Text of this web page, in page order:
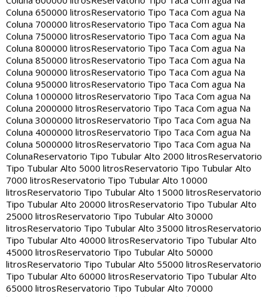
Coluna 650000 litrosReservatorio Tipo Taca Com agua Na
Coluna 700000 litrosReservatorio Tipo Taca Com agua Na
Coluna 750000 litrosReservatorio Tipo Taca Com agua Na
Coluna 800000 litrosReservatorio Tipo Taca Com agua Na
Coluna 850000 litrosReservatorio Tipo Taca Com agua Na
Coluna 900000 litrosReservatorio Tipo Taca Com agua Na
Coluna 950000 litrosReservatorio Tipo Taca Com agua Na
Coluna 1000000 litrosReservatorio Tipo Taca Com agua Na
Coluna 2000000 litrosReservatorio Tipo Taca Com agua Na
Coluna 3000000 litrosReservatorio Tipo Taca Com agua Na
Coluna 4000000 litrosReservatorio Tipo Taca Com agua Na
Coluna 5000000 litrosReservatorio Tipo Taca Com agua Na
ColunaReservatorio Tipo Tubular Alto 2000 litrosReservatorio
Tipo Tubular Alto 5000 litrosReservatorio Tipo Tubular Alto
7000 litrosReservatorio Tipo Tubular Alto 10000
litrosReservatorio Tipo Tubular Alto 15000 litrosReservatorio
Tipo Tubular Alto 20000 litrosReservatorio Tipo Tubular Alto
25000 litrosReservatorio Tipo Tubular Alto 30000
litrosReservatorio Tipo Tubular Alto 35000 litrosReservatorio
Tipo Tubular Alto 40000 litrosReservatorio Tipo Tubular Alto
45000 litrosReservatorio Tipo Tubular Alto 50000
litrosReservatorio Tipo Tubular Alto 55000 litrosReservatorio
Tipo Tubular Alto 60000 litrosReservatorio Tipo Tubular Alto
65000 litrosReservatorio Tipo Tubular Alto 70000